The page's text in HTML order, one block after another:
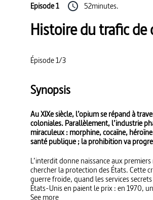
Episode 1 52minutes.
Histoire du trafic de
Épisode 1/3
Synopsis
Au XIXe siècle, l’opium se répand à
coloniales. Parallèlement, l’industrie
miraculeux : morphine, cocaïne,
santé publique ; la prohibition va
L’interdit donne naissance aux
chercher la protection des États. Cette
guerre froide, quand les services
États-Unis en paient le prix : en 1970,
See more